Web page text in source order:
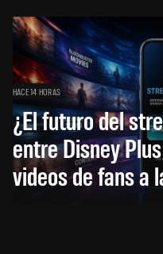
HACE 14 HORAS
¿El futuro del
entre Disney
videos de fans a